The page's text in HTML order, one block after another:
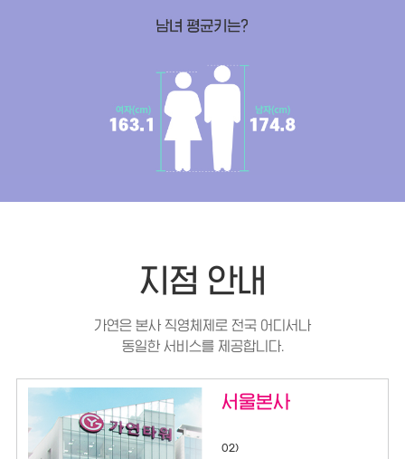
지점 안내
가연은 본사 직영체제로 전국 어디서나
동일한 서비스를 제공합니다.
서울본사
02)